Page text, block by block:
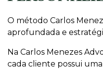
O método Carlos
aprofundada e
Na Carlos Menezes
cada cliente possui